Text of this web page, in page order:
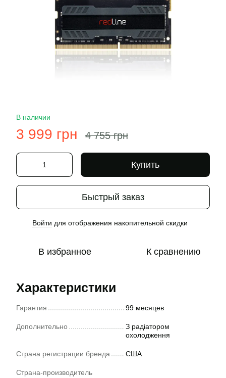
В наличии
3 999 грн 4 755 грн
Купить
Быстрый заказ
Войти для отображения накопительной скидки
В избранное К сравнению
Характеристики
Гарантия 99 месяцев
Дополнительно
З радіатором
охолодження
Страна регистрации бренда США
Страна-производитель